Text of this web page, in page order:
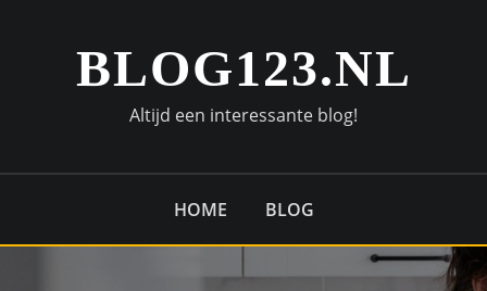
BLOG123.NL
Altijd een interessante blog!
HOME BLOG